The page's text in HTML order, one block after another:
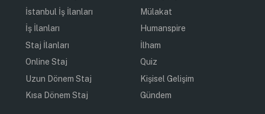
İstanbul İş İlanları
İş İlanları
Staj İlanları
Online Staj
Uzun Dönem Staj
Kısa Dönem Staj
Mülakat
Humanspire
İlham
Quiz
Kişisel Gelişim
Gündem